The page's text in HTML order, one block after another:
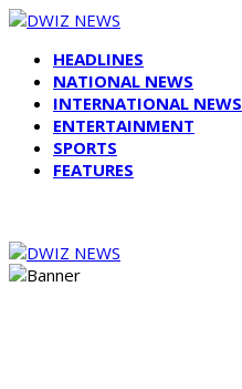
HEADLINES
NATIONAL NEWS
INTERNATIONAL NEWS
ENTERTAINMENT
SPORTS
FEATURES